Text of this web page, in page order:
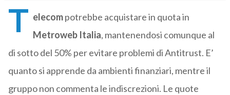
T elecompotrebbe acquistare in quota in
Metroweb Italia, mantenendosi comunque al
di sotto del 50% per evitare problemi di Antitrust. E’
quanto si apprende da ambienti finanziari, mentre il
gruppo non commenta le indiscrezioni. Le quote